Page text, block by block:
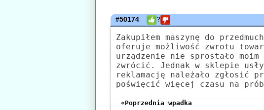
#50174 ?
Zakupiłem maszynę do
oferuje możliwość zwrotu
urządzenie nie sprostało moim
zwrócić. Jednak w sklepie
reklamację należało zgłosić
poświęcić więcej czasu na
«Poprzednia wpadka